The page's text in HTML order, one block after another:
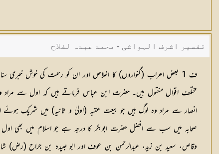
تفسیر اشرف الہواشی - محمد عبدہ لفلاح
ف 1 بعض اعراب (گنواروں) کا اخلاص اور ان کو رحمت کی خوش
مختلف اقوال منقول ہیں۔ حضرت ابن عباس فرماتے ہیں کہ اول سے
انصار سے مراد وہ لوگ ہیں جو بیعت عقبہ (اولیٰ و ثانیہ) میں شریک ہوئے
صحابہ میں سب سے افضل حضرت ابوبکر کا درجہ ہے جو اسلام میں بھی
وقاص، سعید بن زید، عبدالرحمن بن عوف اور ابو عبیدہ بن جراح (رض)